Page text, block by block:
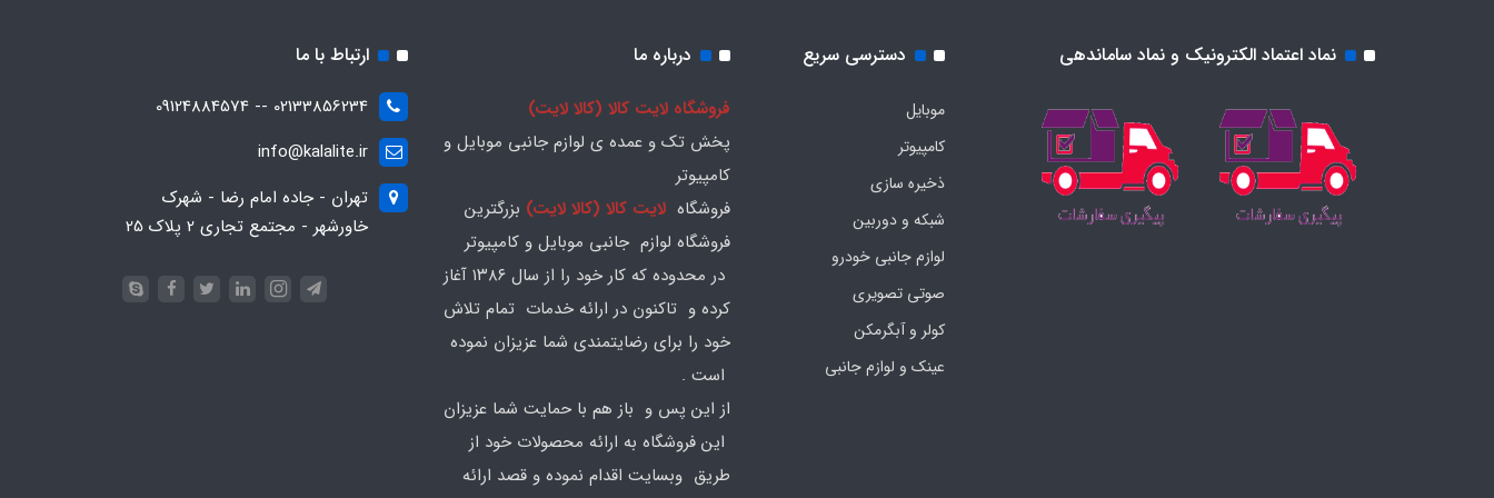
نماد اعتماد الکترونیک و نماد ساماندهی دسترسی سریع
موبایل
کامپیوتر
ذخیره سازی
شبکه و دوربین
لوازم جانبی خودرو
صوتی تصویری
کولر و آبگرمکن
عینک و لوازم جانبی
درباره ما
فروشگاه لایت کالا (کالا لایت)
پخش تک و عمده ی لوازم جانبی موبایل و
کامپیوتر
فروشگاه لایت کالا (کالا لایت) بزرگترین
فروشگاه لوازم جانبی موبایل و کامپیوتر
در محدوده که کار خود را از سال ۱۳۸۶ آغاز
کرده و تاکنون در ارائه خدمات تمام تلاش
خود را برای رضایتمندی شما عزیزان نموده
است .
از این پس و باز هم با حمایت شما عزیزان
این فروشگاه به ارائه محصولات خود از
طریق وبسایت اقدام نموده و قصد ارائه
ارتباط با ما
02133856234 -- 09124884574
info@kalalite.ir
تهران - جاده امام رضا - شهرک
خاورشهر - مجتمع تجاری 2 پلاک 25